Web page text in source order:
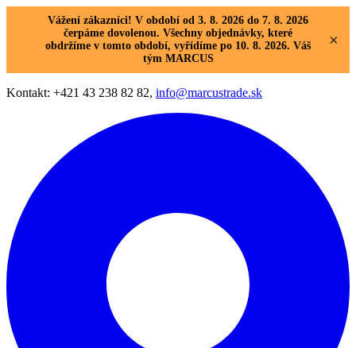
Vážení zákazníci! V období od 3. 8. 2026 do 7. 8. 2026
čerpáme dovolenou. Všechny objednávky, které
obdržíme v tomto období, vyřídíme po 10. 8. 2026. Váš
tým MARCUS
×
Kontakt: +421 43 238 82 82, info@marcustrade.sk